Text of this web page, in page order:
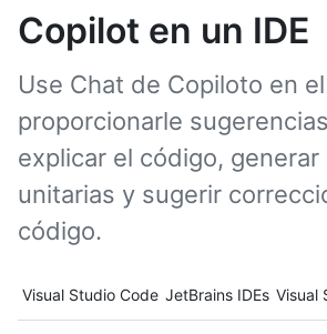
Copilot en un IDE
Use Chat de Copiloto en
proporcionarle
explicar el código, generar
unitarias y sugerir
código.
Tool navigation
Visual Studio Code JetBrains IDEs Visual